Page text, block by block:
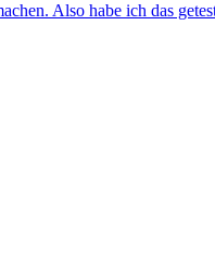
Also habe ich das